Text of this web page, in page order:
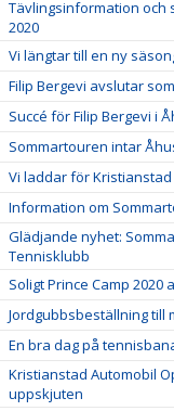
Tävlingsinformation
2020
Vi längtar till en ny
Filip Bergevi avslutar
Succé för Filip Bergevi i
Sommartouren intar
Vi laddar för
Information om
Glädjande nyhet:
Tennisklubb
Soligt Prince Camp 2020
Jordgubbsbeställning till
En bra dag på
Kristianstad Automobil
uppskjuten